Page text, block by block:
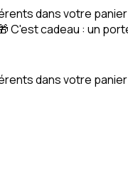
dans votre
C'est cadeau : un
dans votre panier